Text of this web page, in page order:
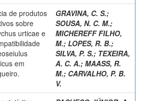
de produtos
sobre
urticae e
em
GRAVINA, C. S.;
SOUSA, N. C. M.;
MICHEREFF FILHO,
M.; LOPES, R. B.;
SILVA, P. S.; TEXEIRA,
A. C. A.; MAASS, R.
M.; CARVALHO, P. B.
V.